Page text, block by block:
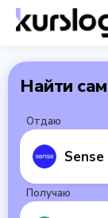
Найти
Отдаю
Получаю